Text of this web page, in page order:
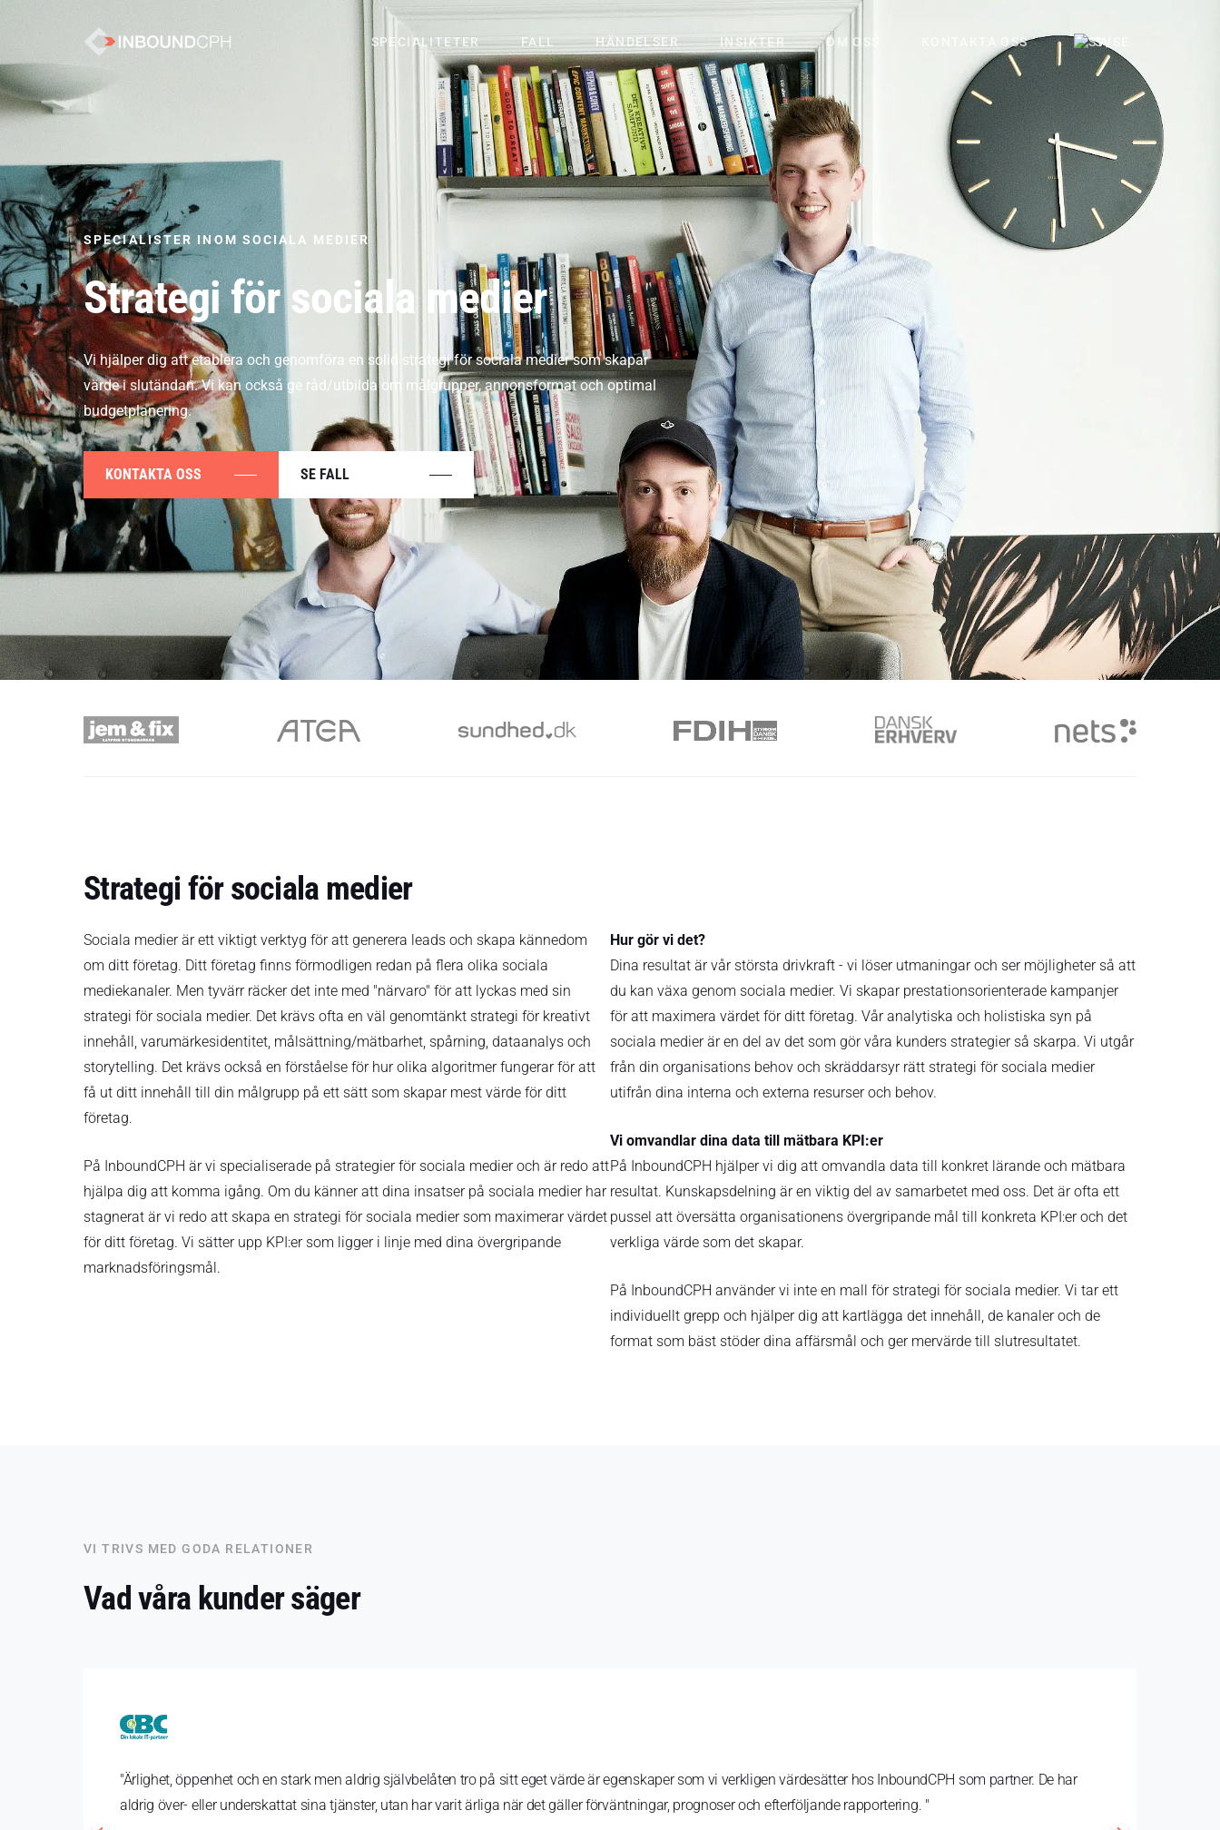
SPECIALITETER FALL HÄNDELSER INSIKTER OM OSS KONTAKTA OSS SV
SPECIALISTER INOM SOCIALA MEDIER
Strategi för sociala medier
Vi hjälper dig att etablera och genomföra en solid strategi för sociala medier som skapar
värde i slutändan. Vi kan också ge råd/utbilda om målgrupper, annonsformat och optimal
budgetplanering.
KONTAKTA OSS SE FALL
Strategi för sociala medier
Sociala medier är ett viktigt verktyg för att generera leads och skapa kännedom
om ditt företag. Ditt företag finns förmodligen redan på flera olika sociala
mediekanaler. Men tyvärr räcker det inte med "närvaro" för att lyckas med sin
strategi för sociala medier. Det krävs ofta en väl genomtänkt strategi för kreativt
innehåll, varumärkesidentitet, målsättning/mätbarhet, spårning, dataanalys och
storytelling. Det krävs också en förståelse för hur olika algoritmer fungerar för att
få ut ditt innehåll till din målgrupp på ett sätt som skapar mest värde för ditt
företag.
På InboundCPH är vi specialiserade på strategier för sociala medier och är redo att
hjälpa dig att komma igång. Om du känner att dina insatser på sociala medier har
stagnerat är vi redo att skapa en strategi för sociala medier som maximerar värdet
för ditt företag. Vi sätter upp KPI:er som ligger i linje med dina övergripande
marknadsföringsmål.
Hur gör vi det?
Dina resultat är vår största drivkraft - vi löser utmaningar och ser möjligheter så att
du kan växa genom sociala medier. Vi skapar prestationsorienterade kampanjer
för att maximera värdet för ditt företag. Vår analytiska och holistiska syn på
sociala medier är en del av det som gör våra kunders strategier så skarpa. Vi utgår
från din organisations behov och skräddarsyr rätt strategi för sociala medier
utifrån dina interna och externa resurser och behov.
Vi omvandlar dina data till mätbara KPI:er
På InboundCPH hjälper vi dig att omvandla data till konkret lärande och mätbara
resultat. Kunskapsdelning är en viktig del av samarbetet med oss. Det är ofta ett
pussel att översätta organisationens övergripande mål till konkreta KPI:er och det
verkliga värde som det skapar.
På InboundCPH använder vi inte en mall för strategi för sociala medier. Vi tar ett
individuellt grepp och hjälper dig att kartlägga det innehåll, de kanaler och de
format som bäst stöder dina affärsmål och ger mervärde till slutresultatet.
VI TRIVS MED GODA RELATIONER
Vad våra kunder säger
"Ärlighet, öppenhet och en stark men aldrig självbelåten tro på sitt eget värde är egenskaper som vi verkligen värdesätter hos InboundCPH som partner. De har
aldrig över- eller underskattat sina tjänster, utan har varit ärliga när det gäller förväntningar, prognoser och efterföljande rapportering. "